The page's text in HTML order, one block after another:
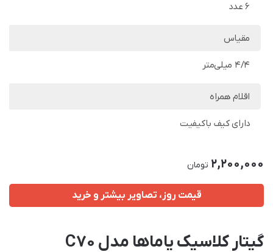
6 عدد
مقیاس
4/4 میلی‌متر
اقلام همراه
دارای کیف باکیفیت
2,200,000 تومان
قیمت روز، تصاویر بیشتر و خرید
گیتار کلاسیک یاماها مدل C70